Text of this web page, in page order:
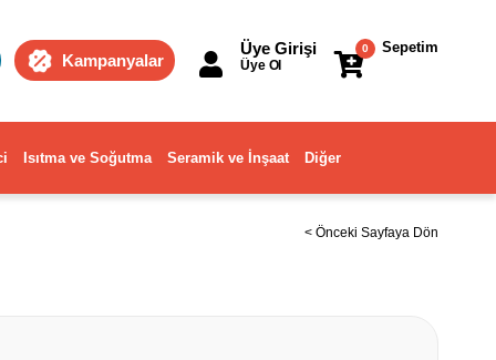
Kampanyalar
Sepetim
0
Üye Girişi
Üye Ol
Isıtma ve Soğutma Seramik ve İnşaat Diğer
< Önceki Sayfaya Dön